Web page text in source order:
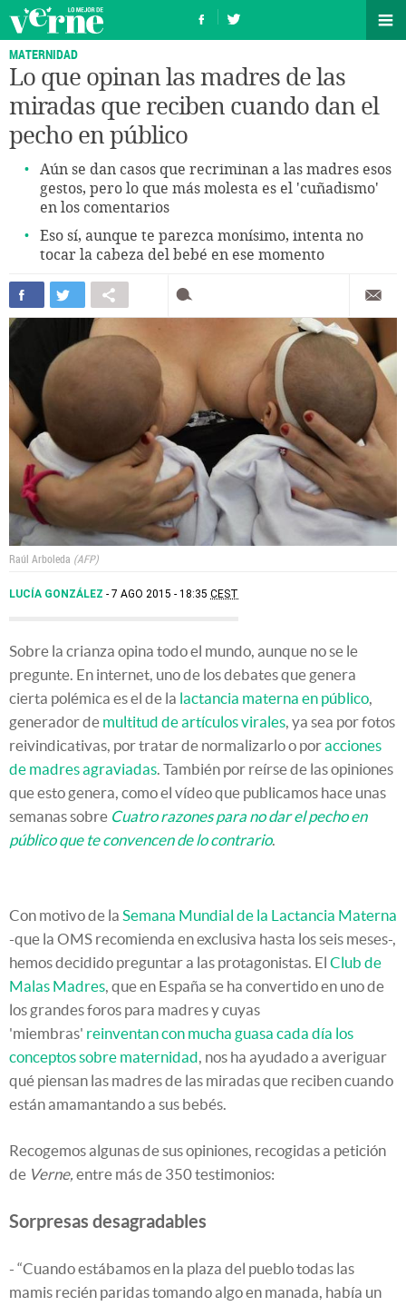
MATERNIDAD
Lo que opinan las madres de las
miradas que reciben cuando dan el
pecho en público
Aún se dan casos que recriminan a las madres esos
gestos, pero lo que más molesta es el 'cuñadismo'
en los comentarios
Eso sí, aunque te parezca monísimo, intenta no
tocar la cabeza del bebé en ese momento
Raúl Arboleda AFP
LUCÍA GONZÁLEZ 7 AGO 2015 - 18:35 CEST
Sobre la crianza opina todo el mundo, aunque no se le
pregunte. En internet, uno de los debates que genera
cierta polémica es el de la lactancia materna en público,
generador de multitud de artículos virales, ya sea por fotos
reivindicativas, por tratar de normalizarlo o poracciones
de madres agraviadas. También por reírse de las opiniones
que esto genera, como el vídeo que publicamos hace unas
semanas sobre Cuatro razones para no dar el pecho en
público que te convencen de lo contrario.
Con motivo de la Semana Mundial de la Lactancia Materna
-que la OMS recomienda en exclusiva hasta los seis meses-,
hemos decidido preguntar a las protagonistas. El Club de
Malas Madres, que en España se ha convertido en uno de
los grandes foros para madres y cuyas
'miembras' reinventan con mucha guasa cada día los
conceptos sobre maternidad, nos ha ayudado a averiguar
qué piensan las madres de las miradas que reciben cuando
están amamantando a sus bebés.
Recogemos algunas de sus opiniones, recogidas a petición
de Verne, entre más de 350 testimonios:
Sorpresas desagradables
- “Cuando estábamos en la plaza del pueblo todas las
mamis recién paridas tomando algo en manada, había un